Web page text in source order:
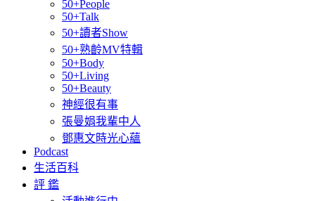
50+People
50+Talk
50+讀者Show
50+熟齡MV特輯
50+Body
50+Living
50+Beauty
神經很有事
張曼娟我輩中人
鄧惠文時光心蘊
Podcast
生活百科
評 鑑